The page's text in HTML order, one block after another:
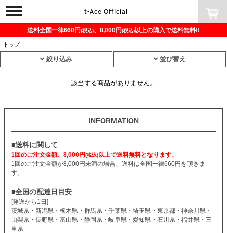
toggle
navigation
t-Ace Official
送料全国一律660円(税込)、8,000円(税込)以上の購入で送料無料!!
トップ
絞り込み 並び替え
該当する商品がありません。
INFORMATION
■送料に関して
1回のご注文金額、8,000円(税込)以上で送料無料となります。
1回のご注文金額が8,000円未満の場合、送料は全国一律660円を頂きま
す。
■全国の配達日目安
[発送から1日]
茨城県・新潟県・栃木県・群馬県・千葉県・埼玉県・東京都・神奈川県・
山梨県・長野県・富山県・静岡県・岐阜県・愛知県・石川県・福井県・三
重県